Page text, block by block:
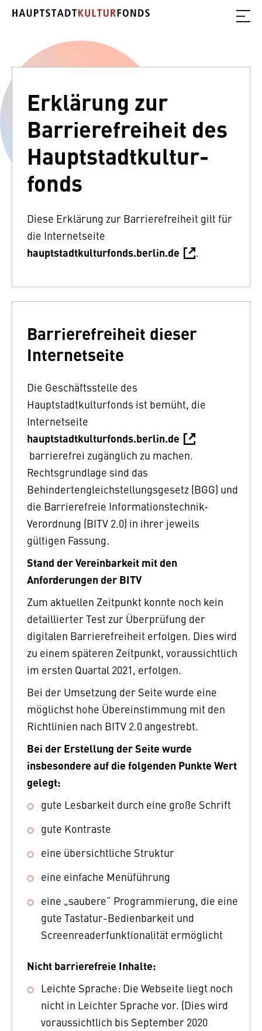
Erklärung zur
Barriere­frei­heit des
Haupt­stadt­kultur­­
fonds
Diese Erklärung zur Barrierefreiheit gilt für
die Internetseite
hauptstadtkulturfonds.berlin.de .
Barrierefreiheit dieser
Internetseite
Die Geschäftsstelle des
Hauptstadtkulturfonds ist bemüht, die
Internetseite
hauptstadtkulturfonds.berlin.de
barrierefrei zugänglich zu machen.
Rechtsgrundlage sind das
Behindertengleichstellungsgesetz (BGG) und
die Barrierefreie Informationstechnik-
Verordnung (BITV 2.0) in ihrer jeweils
gültigen Fassung.
Stand der Vereinbarkeit mit den
Anforderungen der BITV
Zum aktuellen Zeitpunkt konnte noch kein
detaillierter Test zur Überprüfung der
digitalen Barrierefreiheit erfolgen. Dies wird
zu einem späteren Zeitpunkt, voraussichtlich
im ersten Quartal 2021, erfolgen.
Bei der Umsetzung der Seite wurde eine
möglichst hohe Übereinstimmung mit den
Richtlinien nach BITV 2.0 angestrebt.
Bei der Erstellung der Seite wurde
insbesondere auf die folgenden Punkte Wert
gelegt:
gute Lesbarkeit durch eine große Schrift
gute Kontraste
eine übersichtliche Struktur
eine einfache Menüführung
eine „saubere“ Programmierung, die eine
gute Tastatur-Bedienbarkeit und
Screenreaderfunktionalität ermöglicht
Nicht barrierefreie Inhalte:
Leichte Sprache: Die Webseite liegt noch
nicht in Leichter Sprache vor. (Dies wird
voraussichtlich bis September 2020